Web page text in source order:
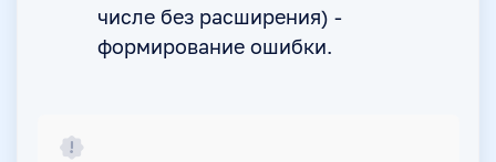
числе без расширения) -
формирование ошибки.